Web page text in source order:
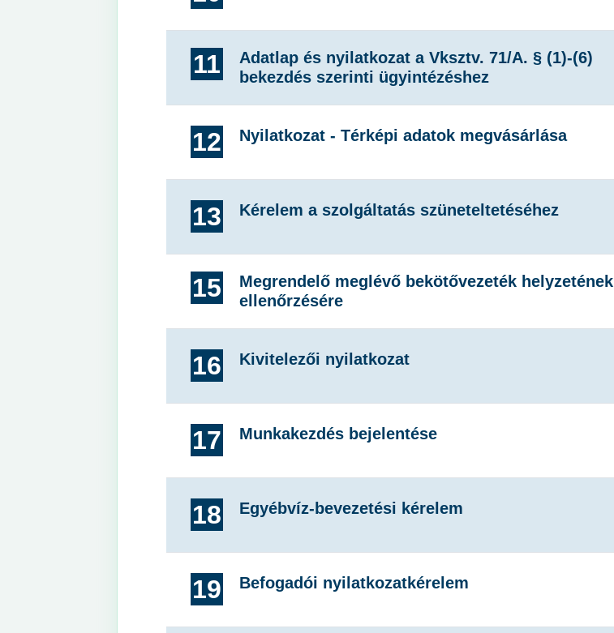
11
Adatlap és nyilatkozat a Vksztv. 71/A. § (1)-(6)
bekezdés szerinti ügyintézéshez
12 Nyilatkozat - Térképi adatok megvásárlása
13 Kérelem a szolgáltatás szüneteltetéséhez
15
Megrendelő meglévő bekötővezeték helyzetének
ellenőrzésére
16 Kivitelezői nyilatkozat
17 Munkakezdés bejelentése
18 Egyébvíz-bevezetési kérelem
19 Befogadói nyilatkozatkérelem